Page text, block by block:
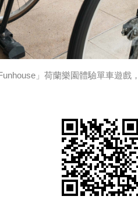
」荷蘭樂園體驗單車遊戲